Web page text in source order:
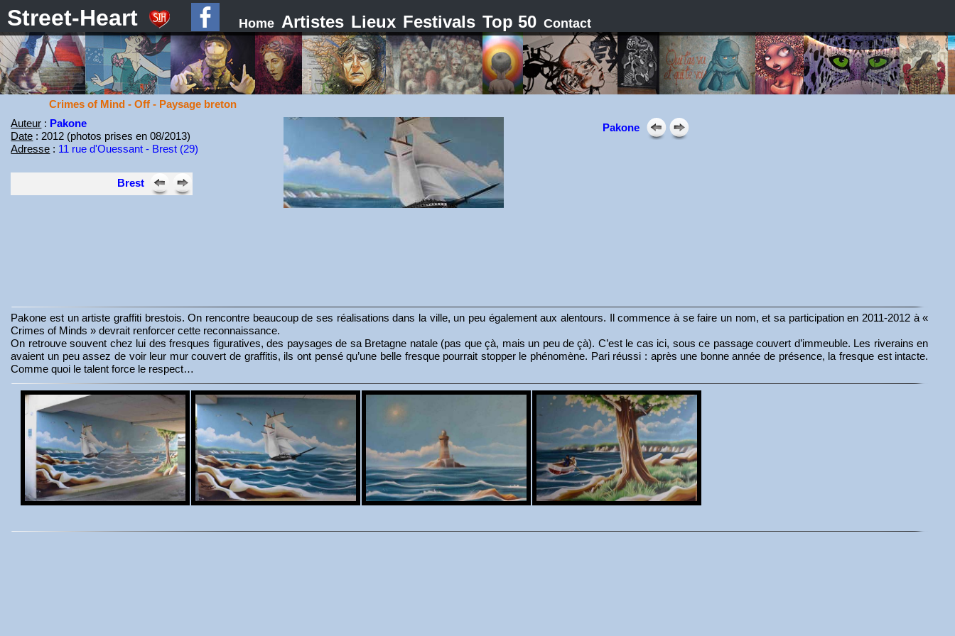
Street-Heart Home Artistes Lieux Festivals Top 50 Contact
Crimes of Mind - Off - Paysage breton
Auteur : Pakone
Date : 2012 (photos prises en 08/2013)
Adresse : 11 rue d'Ouessant - Brest (29)
Brest
Pakone
Pakone est un artiste graffiti brestois. On rencontre beaucoup de ses réalisations dans la ville, un peu également aux alentours. Il commence à se faire un nom, et sa participation en 2011-2012 à «
Crimes of Minds » devrait renforcer cette reconnaissance.
On retrouve souvent chez lui des fresques figuratives, des paysages de sa Bretagne natale (pas que çà, mais un peu de çà). C’est le cas ici, sous ce passage couvert d’immeuble. Les riverains en
avaient un peu assez de voir leur mur couvert de graffitis, ils ont pensé qu’une belle fresque pourrait stopper le phénomène. Pari réussi : après une bonne année de présence, la fresque est intacte.
Comme quoi le talent force le respect…